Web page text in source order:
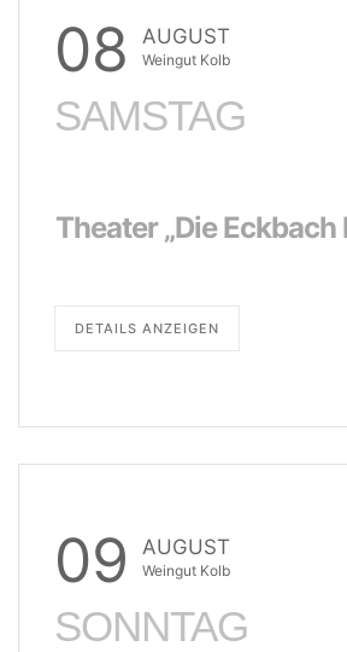
08 AUGUST
Weingut Kolb
SAMSTAG
Theater „Die Eckbach
DETAILS ANZEIGEN
09 AUGUST
Weingut Kolb
SONNTAG